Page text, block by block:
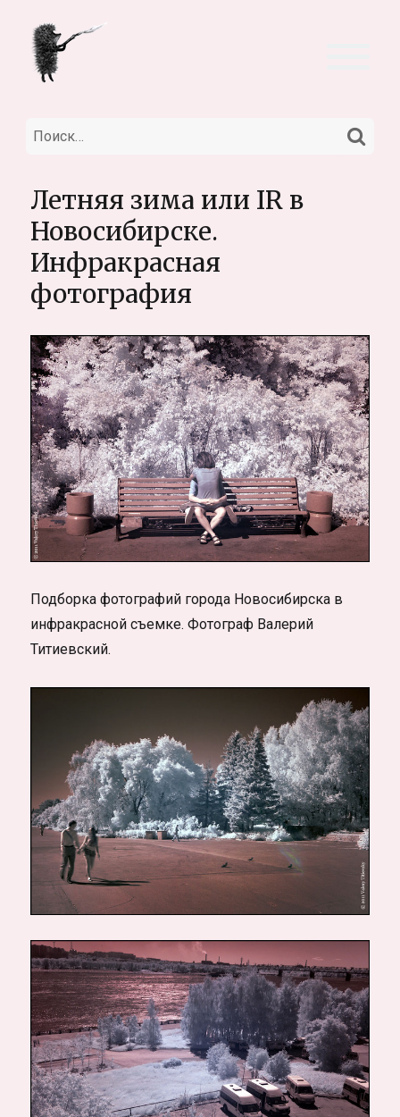
Искать:
Летняя зима или IR в
Новосибирске.
Инфракрасная
фотография
Подборка фотографий города Новосибирска в
инфракрасной съемке. Фотограф Валерий
Титиевский.